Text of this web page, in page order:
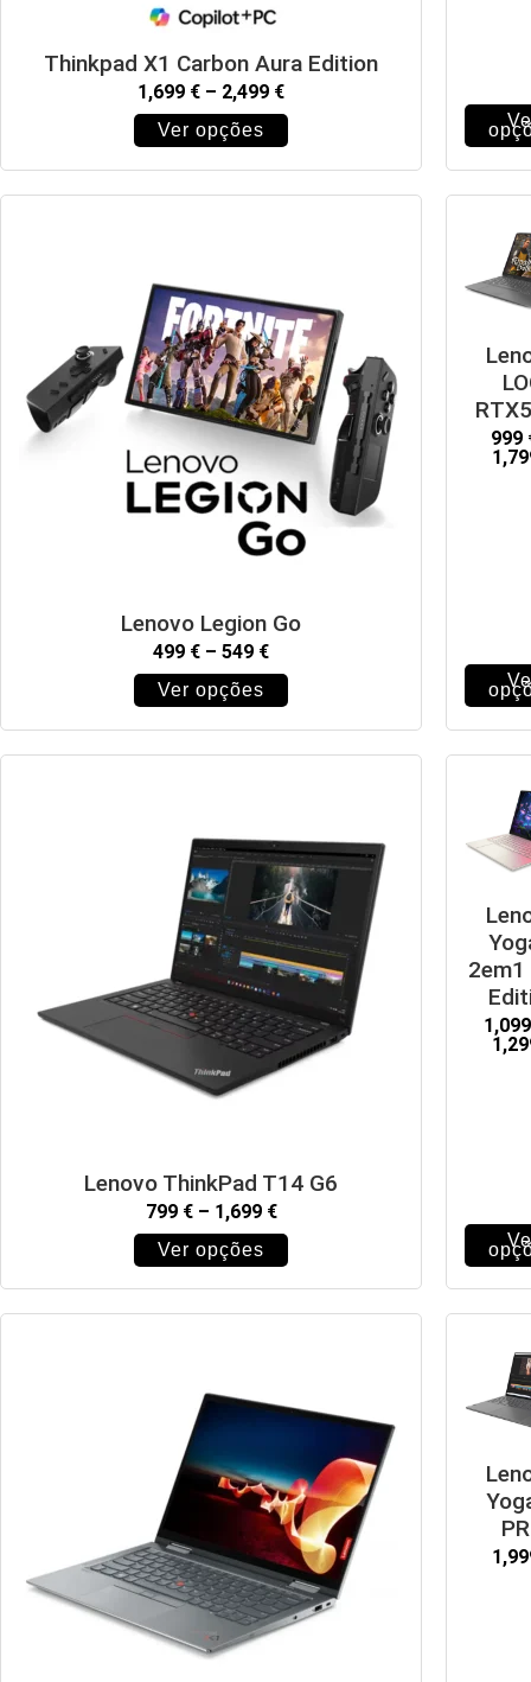
Thinkpad X1 Carbon Aura Edition
1,699 € – 2,499 €
Ver opções
Lenovo Legion Go
499 € – 549 €
Ver opções
999
Lenovo ThinkPad T14 G6
799 € – 1,699 €
Ver opções
2em1